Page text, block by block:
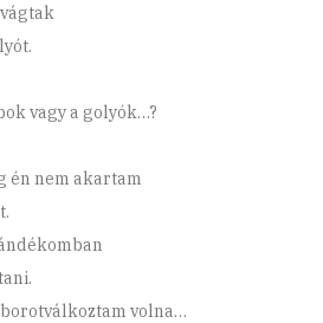
vagy a golyók…?
én nem akartam
volna…